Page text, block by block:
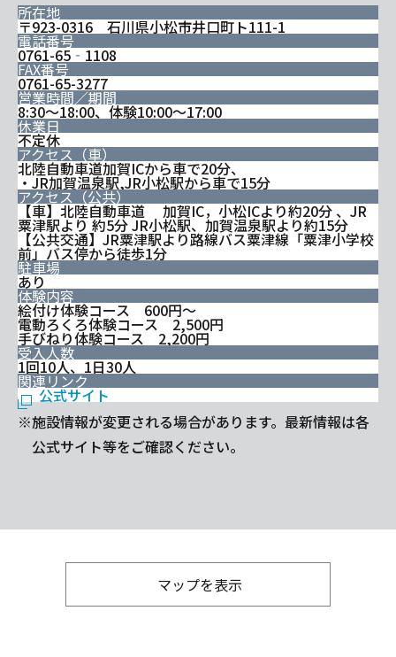
所在地
〒923-0316 石川県小松市井口町ト111-1
電話番号
0761-65‐1108
FAX番号
0761-65-3277
営業時間／期間
8:30～18:00、体験10:00～17:00
休業日
不定休
アクセス（車）
北陸自動車道加賀ICから車で20分、
・JR加賀温泉駅,JR小松駅から車で15分
アクセス（公共）
【車】北陸自動車道 加賀IC，小松ICより約20分 、JR
粟津駅より 約5分 JR小松駅、加賀温泉駅より約15分
【公共交通】JR粟津駅より路線バス粟津線「粟津小学校
前」バス停から徒歩1分
駐車場
あり
体験内容
絵付け体験コース 600円～
電動ろくろ体験コース 2,500円
手びねり体験コース 2,200円
受入人数
1回10人、1日30人
関連リンク
公式サイト
※施設情報が変更される場合があります。最新情報は各
公式サイト等をご確認ください。
マップを表示